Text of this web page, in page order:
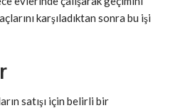
karşıladıktan sonra bu işi
satışı için belirli bir